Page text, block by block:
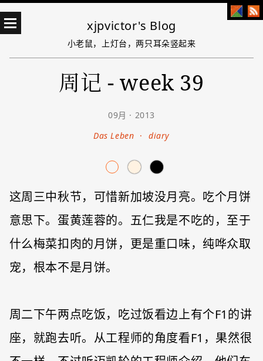
xjpvictor's Blog
小老鼠，上灯台，两只耳朵竖起来
周记 - week 39
09月 · 2013
Das Leben · diary
这周三中秋节，可惜新加坡没月亮。吃个月饼
意思下。蛋黄莲蓉的。五仁我是不吃的，至于
什么梅菜扣肉的月饼，更是重口味，纯哗众取
宠，根本不是月饼。
周二下午两点吃饭，吃过饭看边上有个F1的讲
座，就跑去听。从工程师的角度看F1，果然很